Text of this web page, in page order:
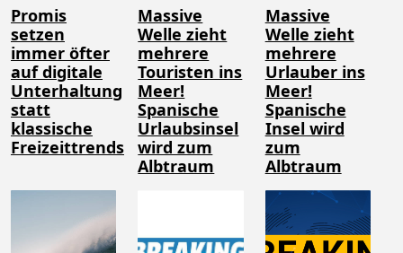
Promis
setzen
immer öfter
auf digitale
Unterhaltung
statt
klassische
Freizeittrends
Massive
Welle zieht
mehrere
Touristen ins
Meer!
Spanische
Urlaubsinsel
wird zum
Albtraum
Massive
Welle zieht
mehrere
Urlauber ins
Meer!
Spanische
Insel wird
zum
Albtraum